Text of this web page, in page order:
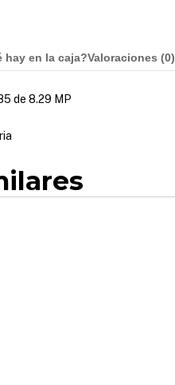
hay en la caja?Valoraciones (0)
de 8.29 MP